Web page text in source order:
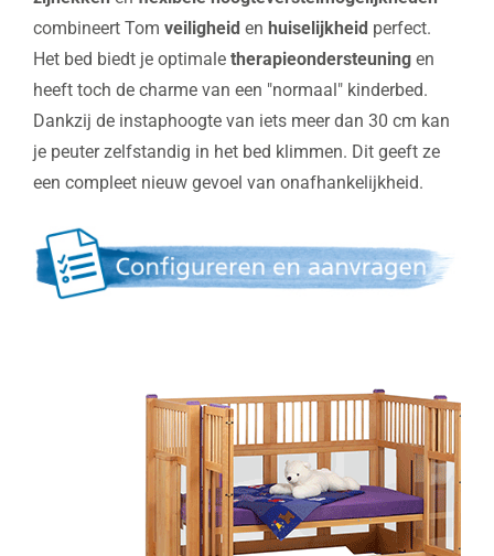
combineert Tom veiligheid en huiselijkheid perfect.
Het bed biedt je optimale therapieondersteuning en
heeft toch de charme van een "normaal" kinderbed.
Dankzij de instaphoogte van iets meer dan 30 cm kan
je peuter zelfstandig in het bed klimmen. Dit geeft ze
een compleet nieuw gevoel van onafhankelijkheid.